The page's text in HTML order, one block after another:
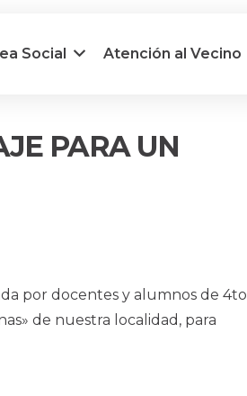
Social Atención al Vecino
PARA UN
por docentes y alumnos de 4to
de nuestra localidad, para